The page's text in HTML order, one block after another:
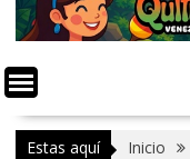
Estas aquí Inicio